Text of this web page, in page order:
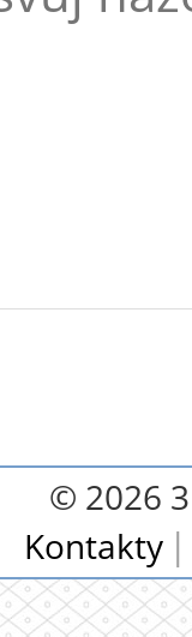
© 2026
Kontakty